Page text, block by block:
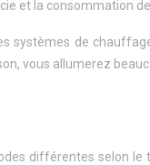
et la consommation
systèmes de
vous allumerez
différentes selon le